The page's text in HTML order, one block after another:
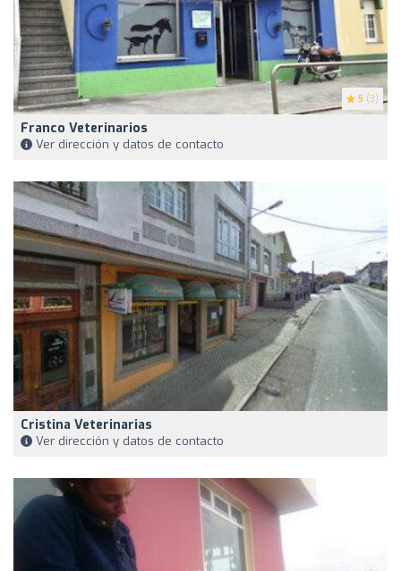
5 (3)
Franco Veterinarios
Ver dirección y datos de contacto
Cristina Veterinarias
Ver dirección y datos de contacto